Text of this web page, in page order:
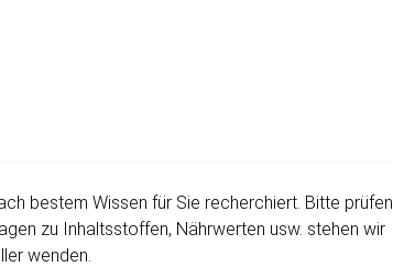
bestem Wissen für Sie recherchiert. Bitte prüfen
zu Inhaltsstoffen, Nährwerten usw. stehen wir
wenden.